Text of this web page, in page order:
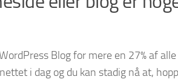
Blog for mere en 27% af
i dag og du kan stadig nå at,